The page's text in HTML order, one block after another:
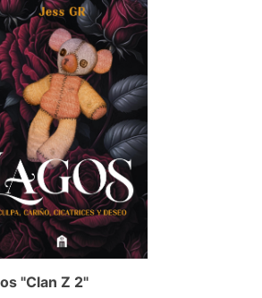
"Clan Z 2"